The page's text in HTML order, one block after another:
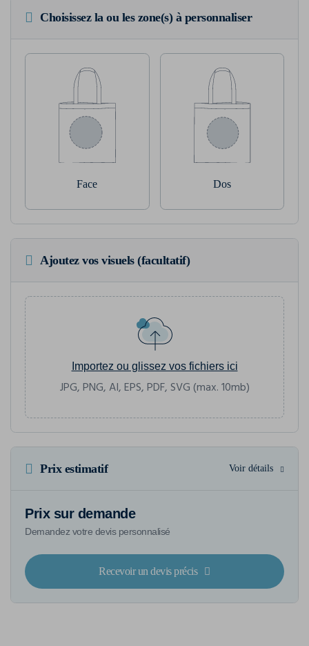
Choisissez la ou les zone(s) à personnaliser
Face Dos
Ajoutez vos visuels (facultatif)
Importez ou glissez vos fichiers ici
JPG, PNG, AI, EPS, PDF, SVG (max. 10mb)
Prix estimatif Voir détails
Prix sur demande
Demandez votre devis personnalisé
Recevoir un devis précis